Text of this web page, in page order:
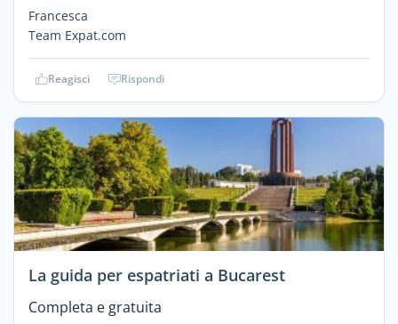
Francesca
Team Expat.com
Reagisci Rispondi
La guida per espatriati a Bucarest
Completa e gratuita